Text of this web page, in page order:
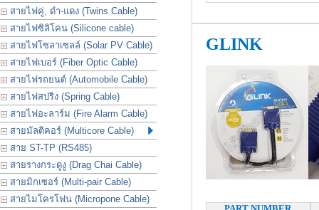
สายไฟคู่, ดำ-แดง (Twins Cable)
สายไฟซิลิโคน (Silicone cable)
สายไฟโซลาเซลล์ (Solar PV Cable)
สายไฟเบอร์ (Fiber Optic Cable)
สายไฟรถยนต์ (Automobile Cable)
สายไฟสปริง (Spring Cable)
สายไฟอะลาร์ม (Fire Alarm Cable)
สายมัลติคอร์ (Multicore Cable)
สาย ST-TP (RS485)
สายรางกระดูงู (Drag Chai Cable)
สายมิกเซอร์ (Multi-pair Cable)
สายไมโครโฟน (Micropone Cable)
GLINK